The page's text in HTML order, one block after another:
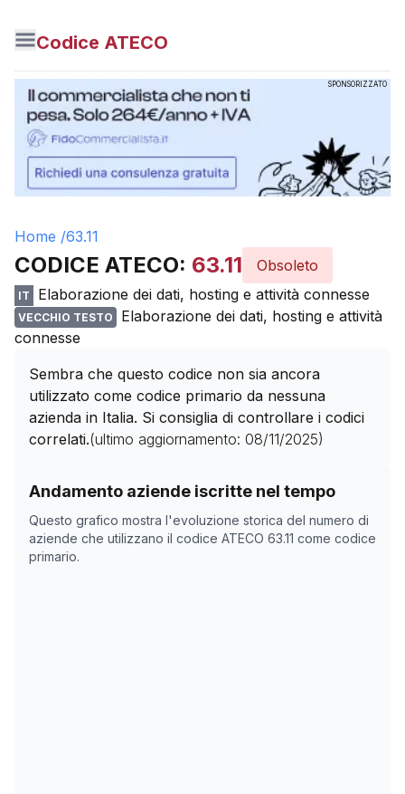
Codice ATECO
SPONSORIZZATO
Home /63.11
CODICE ATECO: 63.11 Obsoleto
IT Elaborazione dei dati, hosting e attività connesse
VECCHIO TESTO
Elaborazione dei dati, hosting e attività
connesse
Sembra che questo codice non sia ancora
utilizzato come codice primario da nessuna
azienda in Italia. Si consiglia di controllare i codici
correlati.(ultimo aggiornamento: 08/11/2025)
Andamento aziende iscritte nel tempo
Questo grafico mostra l'evoluzione storica del numero di
aziende che utilizzano il codice ATECO 63.11 come codice
primario.
Storico numero di aziende con codice ATECO
Data rilevazione
03/04/2025
12
18/05/2025